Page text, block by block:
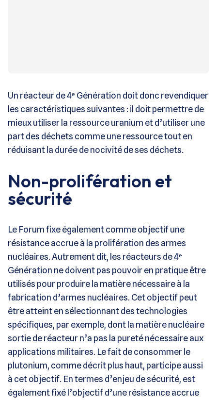
Un réacteur de 4ᵉ Génération doit donc revendiquer
les caractéristiques suivantes : il doit permettre de
mieux utiliser la ressource uranium et d’utiliser une
part des déchets comme une ressource tout en
réduisant la durée de nocivité de ses déchets.
Non-prolifération et
sécurité
Le Forum fixe également comme objectif une
résistance accrue à la prolifération des armes
nucléaires. Autrement dit, les réacteurs de 4ᵉ
Génération ne doivent pas pouvoir en pratique être
utilisés pour produire la matière nécessaire à la
fabrication d’armes nucléaires. Cet objectif peut
être atteint en sélectionnant des technologies
spécifiques, par exemple, dont la matière nucléaire
sortie de réacteur n’a pas la pureté nécessaire aux
applications militaires. Le fait de consommer le
plutonium, comme décrit plus haut, participe aussi
à cet objectif. En termes d’enjeu de sécurité, est
également fixé l’objectif d’une résistance accrue